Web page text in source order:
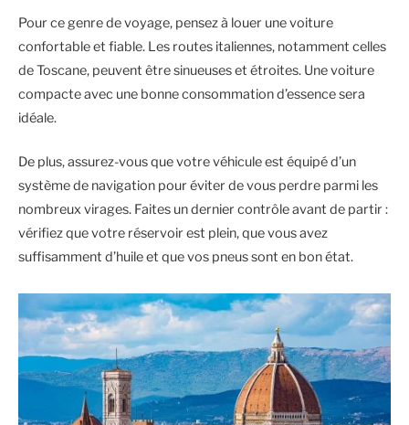
Pour ce genre de voyage, pensez à louer une voiture
confortable et fiable. Les routes italiennes, notamment celles
de Toscane, peuvent être sinueuses et étroites. Une voiture
compacte avec une bonne consommation d’essence sera
idéale.
De plus, assurez-vous que votre véhicule est équipé d’un
système de navigation pour éviter de vous perdre parmi les
nombreux virages. Faites un dernier contrôle avant de partir :
vérifiez que votre réservoir est plein, que vous avez
suffisamment d’huile et que vos pneus sont en bon état.